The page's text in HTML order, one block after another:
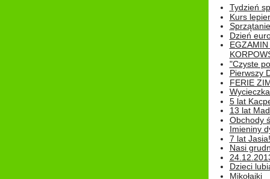
Tydzień
Kurs
Dzień
"Czyste
Pierwszy
FERIE
5 lat
13 lat
Obchody
Imieniny
7 lat Jasia!
Nasi
Dzieci
Mikołajki